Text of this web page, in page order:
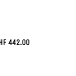
442.00